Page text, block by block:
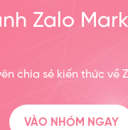
Zalo
chia sẻ kiến thức về
VÀO NHÓM NGAY